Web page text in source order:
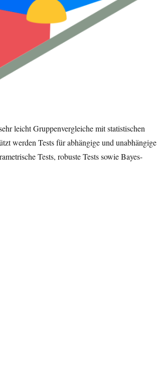
leicht Gruppenvergleiche mit statistischen
werden Tests für abhängige und unabhängige
Tests, robuste Tests sowie Bayes-